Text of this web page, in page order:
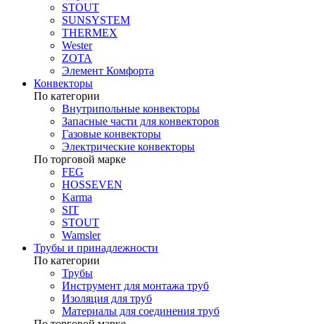
STOUT
SUNSYSTEM
THERMEX
Wester
ZOTA
Элемент Комфорта
Конвекторы
По категории
Внутрипольные конвекторы
Запасные части для конвекторов
Газовые конвекторы
Электрические конвекторы
По торговой марке
FEG
HOSSEVEN
Karma
SIT
STOUT
Wamsler
Трубы и принадлежности
По категории
Трубы
Инструмент для монтажа труб
Изоляция для труб
Материалы для соединения труб